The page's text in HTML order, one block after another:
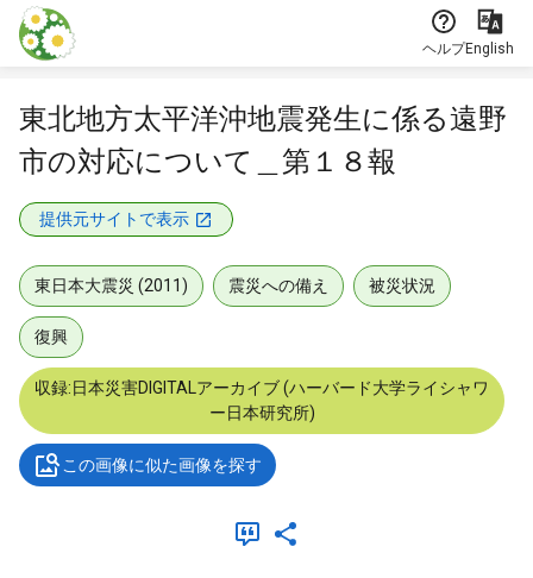
本文に飛ぶ
ヘルプEnglish
東北地方太平洋沖地震発生に係る遠野
市の対応について＿第１８報
提供元サイトで表示
東日本大震災 (2011) 震災への備え 被災状況
復興
収録:日本災害DIGITALアーカイブ (ハーバード大学ライシャワ
ー日本研究所)
この画像に似た画像を探す